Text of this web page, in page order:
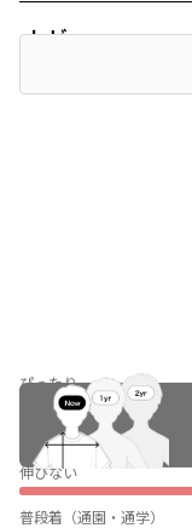
レビュー
ぴったり
伸びない
普段着（通園・通学）